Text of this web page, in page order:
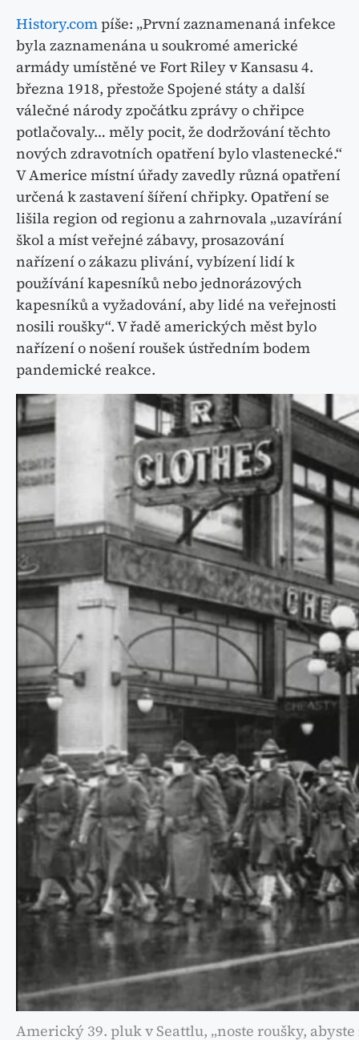
History.compíše: „První zaznamenaná infekce
byla zaznamenána u soukromé americké
armády umístěné ve Fort Riley v Kansasu 4.
března 1918, přestože Spojené státy a další
válečné národy zpočátku zprávy o chřipce
potlačovaly… měly pocit, že dodržování těchto
nových zdravotních opatření bylo vlastenecké.“
V Americe místní úřady zavedly různá opatření
určená k zastavení šíření chřipky. Opatření se
lišila region od regionu a zahrnovala „uzavírání
škol a míst veřejné zábavy, prosazování
nařízení o zákazu plivání, vybízení lidí k
používání kapesníků nebo jednorázových
kapesníků a vyžadování, aby lidé na veřejnosti
nosili roušky“. V řadě amerických měst bylo
nařízení o nošení roušek ústředním bodem
pandemické reakce.
Americký 39. pluk v Seattlu, „noste roušky,